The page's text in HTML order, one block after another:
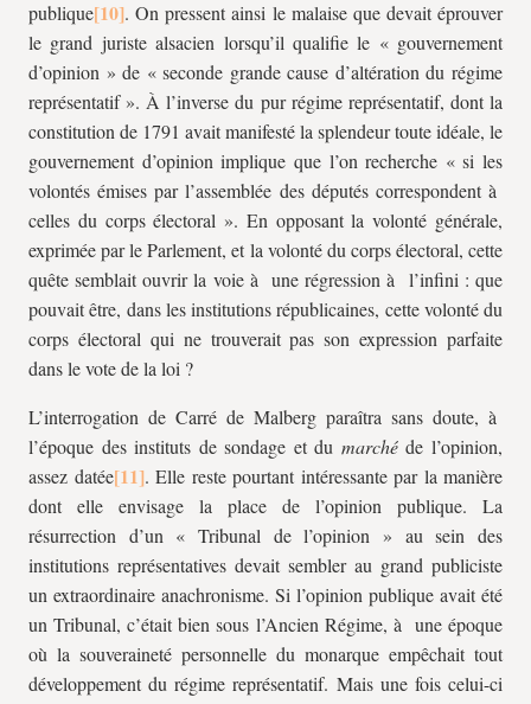
publique
. On pressent ainsi le malaise que devait éprouver
le grand juriste alsacien lorsqu’il qualifie le « gouvernement
d’opinion » de « seconde grande cause d’altération du régime
représentatif ». À l’inverse du pur régime représentatif, dont la
constitution de 1791 avait manifesté la splendeur toute idéale, le
gouvernement d’opinion implique que l’on recherche « si les
volontés émises par l’assemblée des députés correspondent à
celles du corps électoral ». En opposant la volonté générale,
exprimée par le Parlement, et la volonté du corps électoral, cette
quête semblait ouvrir la voie à une régression à l’infini : que
pouvait être, dans les institutions républicaines, cette volonté du
corps électoral qui ne trouverait pas son expression parfaite
dans le vote de la loi ?
L’interrogation de Carré de Malberg paraîtra sans doute, à
l’époque des instituts de sondage et du marchéde l’opinion,
assez datée
. Elle reste pourtant intéressante par la manière
dont elle envisage la place de l’opinion publique. La
résurrection d’un « Tribunal de l’opinion » au sein des
institutions représentatives devait sembler au grand publiciste
un extraordinaire anachronisme. Si l’opinion publique avait été
un Tribunal, c’était bien sous l’Ancien Régime, à une époque
où la souveraineté personnelle du monarque empêchait tout
développement du régime représentatif. Mais une fois celui-ci